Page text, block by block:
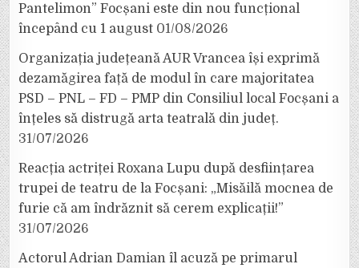
Pantelimon” Focșani este din nou funcțional
începând cu 1 august 01/08/2026
Organizația județeană AUR Vrancea își exprimă
dezamăgirea față de modul în care majoritatea
PSD – PNL – FD – PMP din Consiliul local Focșani a
înțeles să distrugă arta teatrală din județ.
31/07/2026
Reacția actriței Roxana Lupu după desființarea
trupei de teatru de la Focșani: „Misăilă mocnea de
furie că am îndrăznit să cerem explicații!”
31/07/2026
Actorul Adrian Damian îl acuză pe primarul